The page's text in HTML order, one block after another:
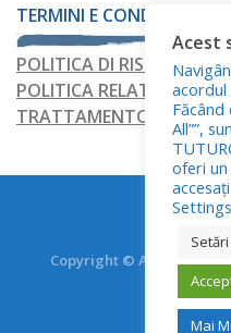
TERMINI E CONDIZIONI
POLITICA DI
POLITICA RELATIVA AI
TRATTAMENTO DEI DATI
Copyright © Asociația
Toate
Acest
acordul
All””,
oferi
Mai